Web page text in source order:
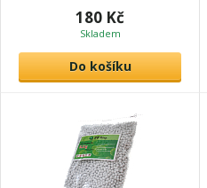
180 Kč
Skladem
Do košíku